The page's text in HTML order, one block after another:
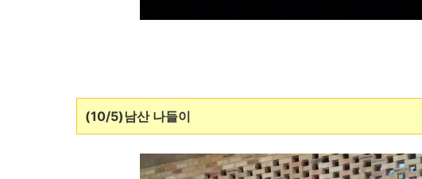
(10/5)남산 나들이